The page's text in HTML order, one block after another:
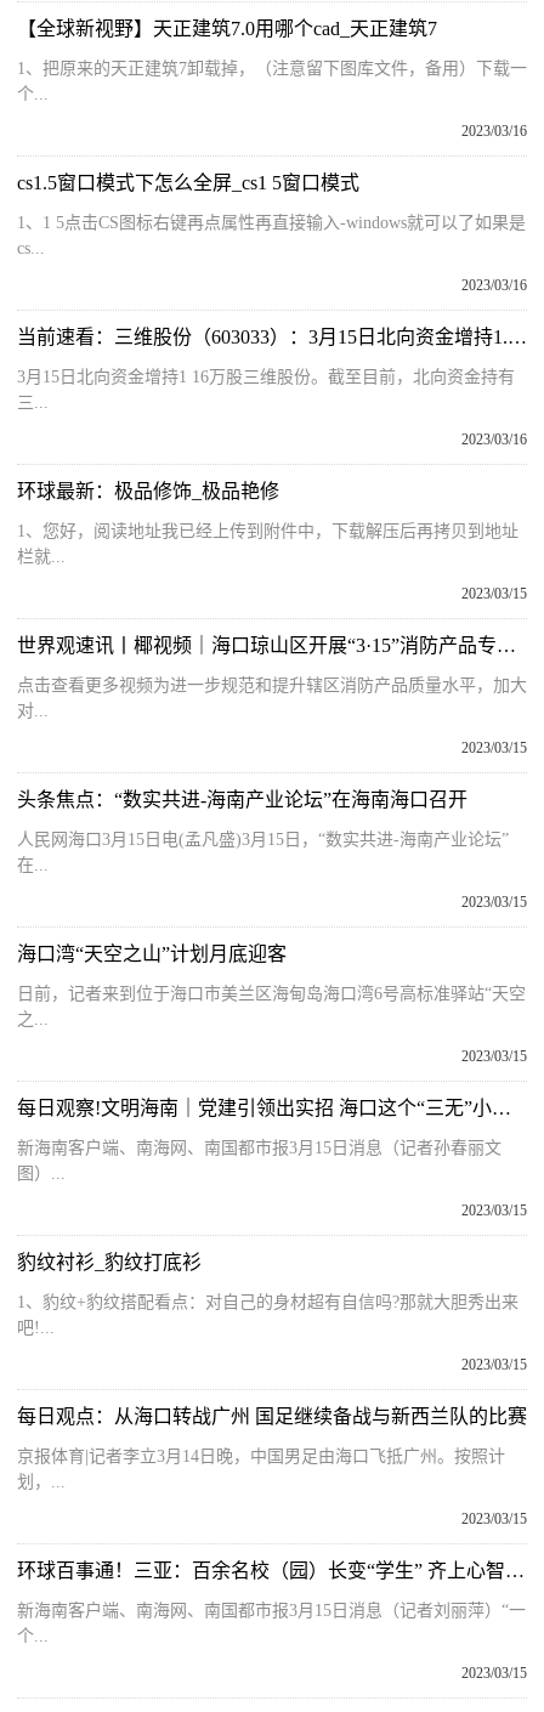
【全球新视野】天正建筑7.0用哪个cad_天正建筑7
1、把原来的天正建筑7卸载掉，（注意留下图库文件，备用）下载一
个...
2023/03/16
cs1.5窗口模式下怎么全屏_cs1 5窗口模式
1、1 5点击CS图标右键再点属性再直接输入-windows就可以了如果是
cs...
2023/03/16
当前速看：三维股份（603033）：3月15日北向资金增持1.16万股
3月15日北向资金增持1 16万股三维股份。截至目前，北向资金持有
三...
2023/03/16
环球最新：极品修饰_极品艳修
1、您好，阅读地址我已经上传到附件中，下载解压后再拷贝到地址
栏就...
2023/03/15
世界观速讯丨椰视频｜海口琼山区开展“3·15”消防产品专项检查行动
点击查看更多视频为进一步规范和提升辖区消防产品质量水平，加大
对...
2023/03/15
头条焦点：“数实共进-海南产业论坛”在海南海口召开
人民网海口3月15日电(孟凡盛)3月15日，“数实共进-海南产业论坛”
在...
2023/03/15
海口湾“天空之山”计划月底迎客
日前，记者来到位于海口市美兰区海甸岛海口湾6号高标准驿站“天空
之...
2023/03/15
每日观察!文明海南｜党建引领出实招 海口这个“三无”小区换新颜
新海南客户端、南海网、南国都市报3月15日消息（记者孙春丽文
图）...
2023/03/15
豹纹衬衫_豹纹打底衫
1、豹纹+豹纹搭配看点：对自己的身材超有自信吗?那就大胆秀出来
吧!...
2023/03/15
每日观点：从海口转战广州 国足继续备战与新西兰队的比赛
京报体育|记者李立3月14日晚，中国男足由海口飞抵广州。按照计
划，...
2023/03/15
环球百事通！三亚：百余名校（园）长变“学生” 齐上心智素养课
新海南客户端、南海网、南国都市报3月15日消息（记者刘丽萍）“一
个...
2023/03/15